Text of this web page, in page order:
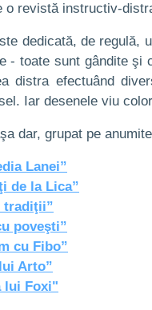
o revistă instructiv-
dedicată, de
- toate sunt gândite
distra efectuând
Iar desenele viu
dar, grupat pe
Lanei”
de la Lica”
tradiţii”
poveşti”
cu Fibo”
Arto”
lui Foxi"